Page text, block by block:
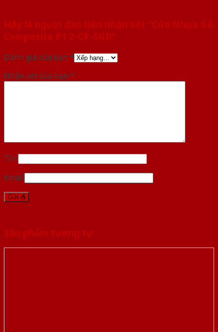
Hãy là người đầu tiên nhận xét “Cửa Nhựa Gỗ
Composite P1 2-CP-SGD”
Đánh giá của bạn *
Nhận xét của bạn *
Tên
Email
Sản phẩm tương tự